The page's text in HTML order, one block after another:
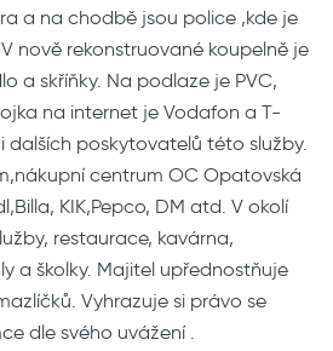
a na chodbě jsou police ,kde je
nově rekonstruované koupelně je
a skříňky. Na podlaze je PVC,
na internet je Vodafon a T-
dalších poskytovatelů této služby.
centrum OC Opatovská
KIK,Pepco, DM atd. V okolí
restaurace, kavárna,
a školky. Majitel upřednostňuje
Vyhrazuje si právo se
dle svého uvážení .